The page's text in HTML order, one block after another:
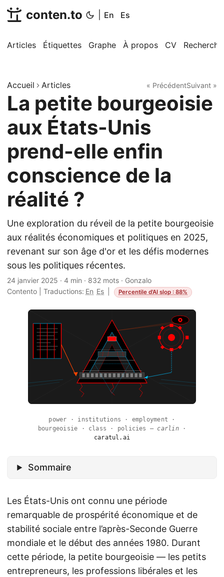
conten.to En Es
Articles Étiquettes Graphe À propos CV
Accueil Articles « PrécédentSuivant »
La petite bourgeoisie
aux États-Unis
prend-elle enfin
conscience de la
réalité ?
Une exploration du réveil de la petite bourgeoisie
aux réalités économiques et politiques en 2025,
revenant sur son âge d'or et les défis modernes
sous les politiques récentes.
24 janvier 2025 · 4 min · 832 mots · Gonzalo
Contento
Traductions: En Es Percentile d'AI slop : 88%
power · institutions · employment ·
bourgeoisie · class · policies — carlin·
caratul.ai
Sommaire
Les États-Unis ont connu une période
remarquable de prospérité économique et de
stabilité sociale entre l’après-Seconde Guerre
mondiale et le début des années 1980. Durant
cette période, la petite bourgeoisie — les petits
entrepreneurs, les professions libérales et les